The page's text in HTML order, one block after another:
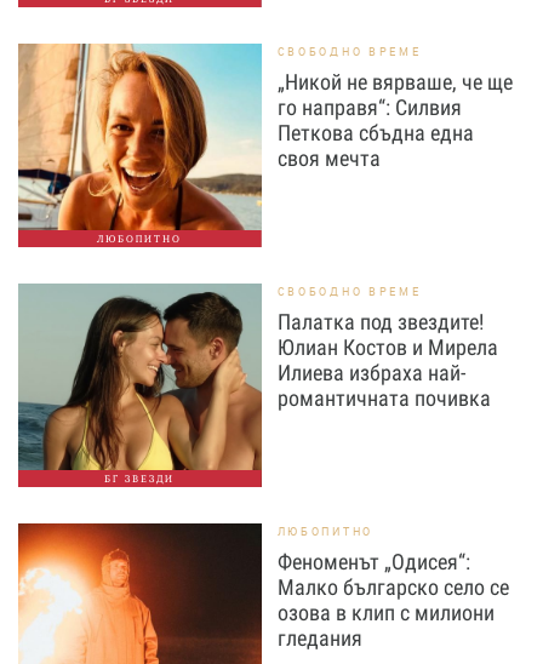
ЛЮБОПИТНО
СВОБОДНО ВРЕМЕ
„Никой не вярваше, че ще
го направя“: Силвия
Петкова сбъдна една
своя мечта
БГ ЗВЕЗДИ
СВОБОДНО ВРЕМЕ
Палатка под звездите!
Юлиан Костов и Мирела
Илиева избраха най-
романтичната почивка
ЛЮБОПИТНО
Феноменът „Одисея“:
Малко българско село се
озова в клип с милиони
гледания